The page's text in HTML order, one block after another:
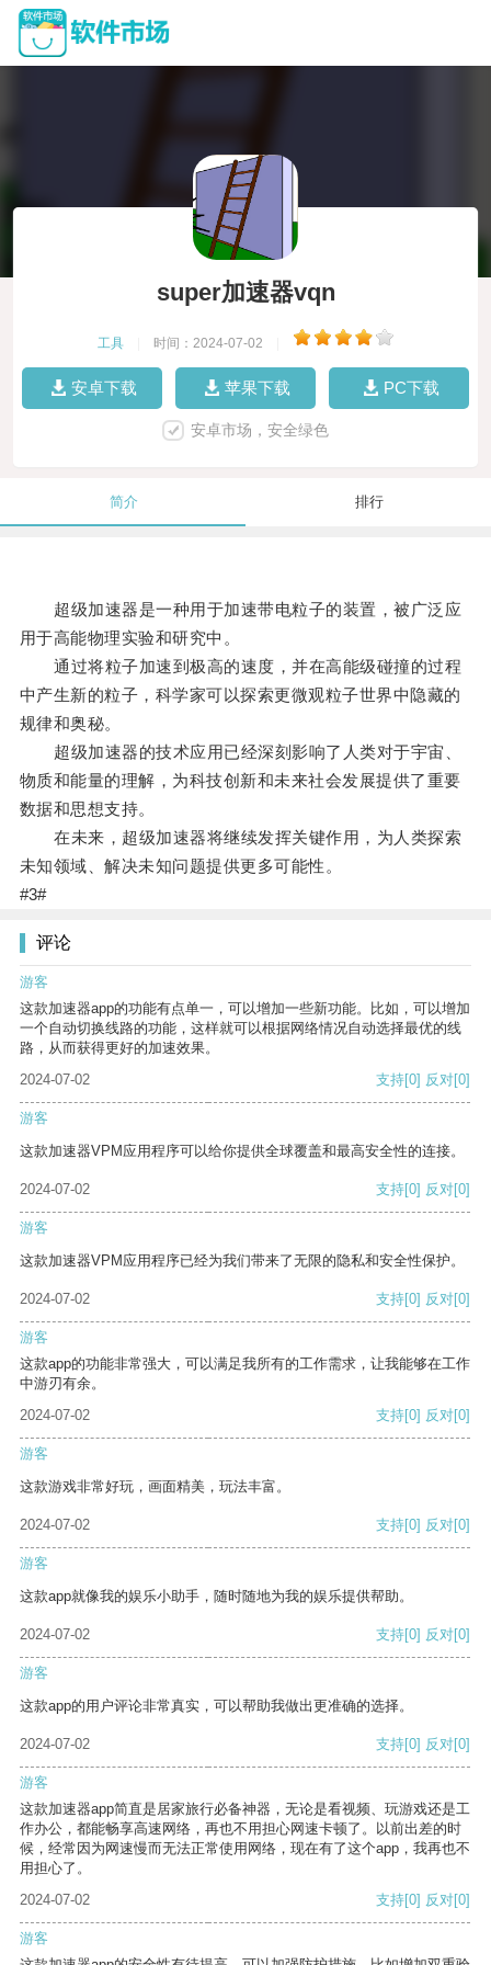
super加速器vqn
工具 时间：2024-07-02
安卓下载 苹果下载 PC下载
安卓市场，安全绿色
简介 排行
超级加速器是一种用于加速带电粒子的装置，被广泛应
用于高能物理实验和研究中。
通过将粒子加速到极高的速度，并在高能级碰撞的过程
中产生新的粒子，科学家可以探索更微观粒子世界中隐藏的
规律和奥秘。
超级加速器的技术应用已经深刻影响了人类对于宇宙、
物质和能量的理解，为科技创新和未来社会发展提供了重要
数据和思想支持。
在未来，超级加速器将继续发挥关键作用，为人类探索
未知领域、解决未知问题提供更多可能性。
#3#
评论
游客
这款加速器app的功能有点单一，可以增加一些新功能。比如，可以增加
一个自动切换线路的功能，这样就可以根据网络情况自动选择最优的线
路，从而获得更好的加速效果。
2024-07-02
支持[0] 反对[0]
游客
这款加速器VPM应用程序可以给你提供全球覆盖和最高安全性的连接。
2024-07-02 支持[0] 反对[0]
游客
这款加速器VPM应用程序已经为我们带来了无限的隐私和安全性保护。
2024-07-02 支持[0] 反对[0]
游客
这款app的功能非常强大，可以满足我所有的工作需求，让我能够在工作
中游刃有余。
2024-07-02
支持[0] 反对[0]
游客
这款游戏非常好玩，画面精美，玩法丰富。
2024-07-02 支持[0] 反对[0]
游客
这款app就像我的娱乐小助手，随时随地为我的娱乐提供帮助。
2024-07-02 支持[0] 反对[0]
游客
这款app的用户评论非常真实，可以帮助我做出更准确的选择。
2024-07-02 支持[0] 反对[0]
游客
这款加速器app简直是居家旅行必备神器，无论是看视频、玩游戏还是工
作办公，都能畅享高速网络，再也不用担心网速卡顿了。以前出差的时
候，经常因为网速慢而无法正常使用网络，现在有了这个app，我再也不
用担心了。
2024-07-02
支持[0] 反对[0]
游客